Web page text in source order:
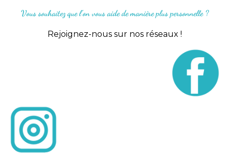
Vous souhaitez que l’on vous aide de manière plus personnelle ?
Rejoignez-nous sur nos réseaux !